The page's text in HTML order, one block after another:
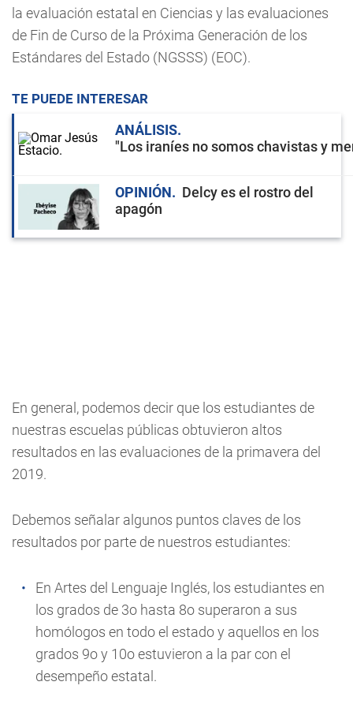
la evaluación estatal en Ciencias y las evaluaciones
de Fin de Curso de la Próxima Generación de los
Estándares del Estado (NGSSS) (EOC).
TE PUEDE INTERESAR
ANÁLISIS
"Los iraníes no somos chavistas y
OPINIÓN
Delcy es el rostro del
apagón
En general, podemos decir que los estudiantes de
nuestras escuelas públicas obtuvieron altos
resultados en las evaluaciones de la primavera del
2019.
Debemos señalar algunos puntos claves de los
resultados por parte de nuestros estudiantes:
En Artes del Lenguaje Inglés, los estudiantes en
los grados de 3o hasta 8o superaron a sus
homólogos en todo el estado y aquellos en los
grados 9o y 10o estuvieron a la par con el
desempeño estatal.